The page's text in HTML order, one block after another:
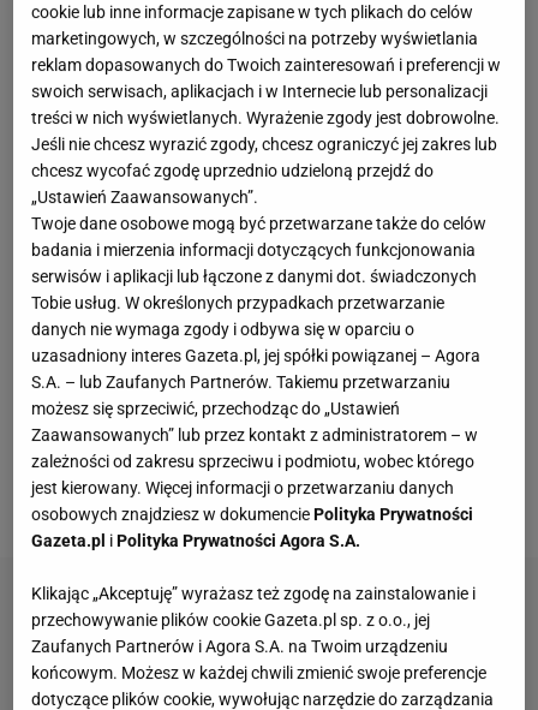
Początek rewanżowego półfinału należał do gości,
którzy starali się jak najszybciej strzelić
kontaktowego gola. Monaco zaczęło niezwykle
agresywnie i kilka razy poważnie zagroziło bramce
Gianlugiego Buffona. Na prawym skrzydle szalał
Kylian Mbappe, który raz po raz odpalał
turbodoładowanie i siał zamęt w polu karnym
Juventusu. Spokojna defensywa Starej Damy nie
dała się jednak zaskoczyć. Znakomicie spisywał
m.in. Giorgio Chiellini oraz prawdziwy gigant -
GianluigiBuffon. W 28. min Falcao dostał piłkę w
polu karnym, błyskawicznie się obrócił, huknął z
woleja, ale włoski bramkarz popisał się kapitalną
obroną.
cookie lub inne informacje zapisane w tych plikach do celów
marketingowych, w szczególności na potrzeby wyświetlania
reklam dopasowanych do Twoich zainteresowań i preferencji w
swoich serwisach, aplikacjach i w Internecie lub personalizacji
treści w nich wyświetlanych. Wyrażenie zgody jest dobrowolne.
Jeśli nie chcesz wyrazić zgody, chcesz ograniczyć jej zakres lub
chcesz wycofać zgodę uprzednio udzieloną przejdź do
„Ustawień Zaawansowanych”.
Twoje dane osobowe mogą być przetwarzane także do celów
badania i mierzenia informacji dotyczących funkcjonowania
serwisów i aplikacji lub łączone z danymi dot. świadczonych
Tobie usług. W określonych przypadkach przetwarzanie
danych nie wymaga zgody i odbywa się w oparciu o
uzasadniony interes Gazeta.pl, jej spółki powiązanej – Agora
S.A. – lub Zaufanych Partnerów. Takiemu przetwarzaniu
możesz się sprzeciwić, przechodząc do „Ustawień
Zaawansowanych” lub przez kontakt z administratorem – w
zależności od zakresu sprzeciwu i podmiotu, wobec którego
jest kierowany. Więcej informacji o przetwarzaniu danych
osobowych znajdziesz w dokumenciePolityka Prywatności
Gazeta.pl iPolityka Prywatności Agora S.A.
Klikając „Akceptuję” wyrażasz też zgodę na zainstalowanie i
przechowywanie plików cookie Gazeta.pl sp. z o.o., jej
Zaufanych Partnerów i Agora S.A. na Twoim urządzeniu
końcowym. Możesz w każdej chwili zmienić swoje preferencje
dotyczące plików cookie, wywołując narzędzie do zarządzania